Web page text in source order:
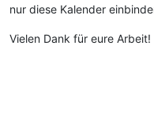
nur diese Kalender
Vielen Dank für eure Arbeit!